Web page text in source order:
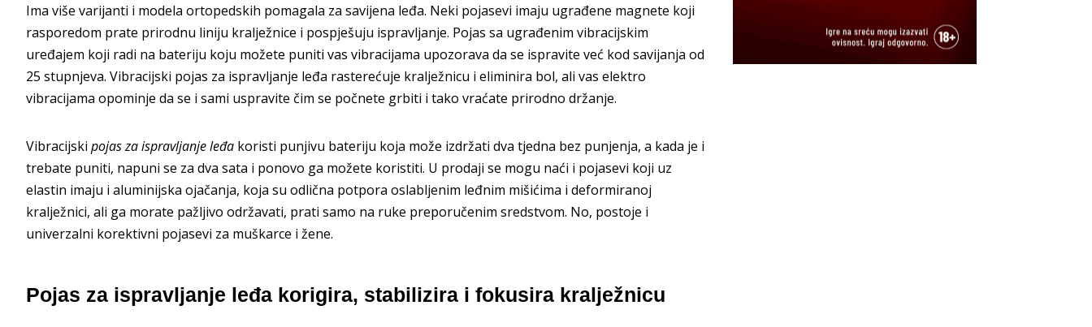
Ima više varijanti i modela ortopedskih pomagala za savijena leđa. Neki pojasevi imaju ugrađene magnete koji
rasporedom prate prirodnu liniju kralježnice i pospješuju ispravljanje. Pojas sa ugrađenim vibracijskim
uređajem koji radi na bateriju koju možete puniti vas vibracijama upozorava da se ispravite već kod savijanja od
25 stupnjeva. Vibracijski pojas za ispravljanje leđa rasterećuje kralježnicu i eliminira bol, ali vas elektro
vibracijama opominje da se i sami uspravite čim se počnete grbiti i tako vraćate prirodno držanje.
Vibracijski pojas za ispravljanje leđa koristi punjivu bateriju koja može izdržati dva tjedna bez punjenja, a kada je i
trebate puniti, napuni se za dva sata i ponovo ga možete koristiti. U prodaji se mogu naći i pojasevi koji uz
elastin imaju i aluminijska ojačanja, koja su odlična potpora oslabljenim leđnim mišićima i deformiranoj
kralježnici, ali ga morate pažljivo održavati, prati samo na ruke preporučenim sredstvom. No, postoje i
univerzalni korektivni pojasevi za muškarce i žene.
Pojas za ispravljanje leđa korigira, stabilizira i fokusira kralježnicu